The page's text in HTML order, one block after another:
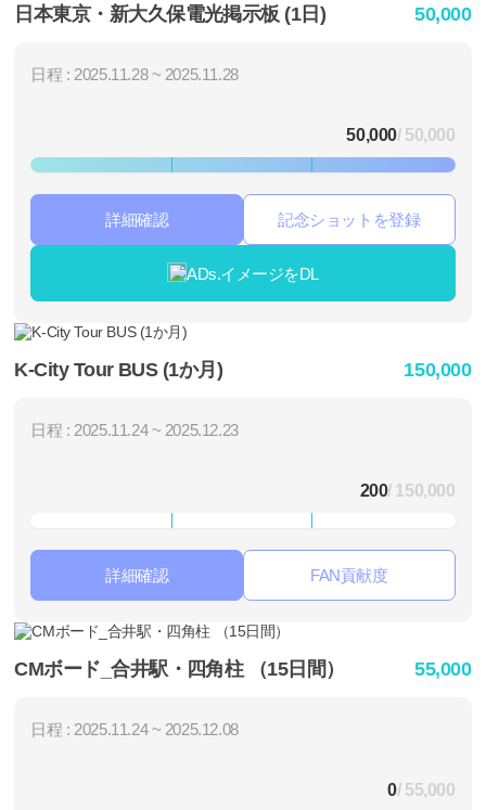
日本東京・新大久保電光掲示板 (1日) 50,000
日程 : 2025.11.28 ~ 2025.11.28
50,000/ 50,000
詳細確認 記念ショットを登録
ADs.イメージをDL
K-City Tour BUS (1か月) 150,000
日程 : 2025.11.24 ~ 2025.12.23
200/ 150,000
詳細確認 FAN貢献度
CMボード_合井駅・四角柱 （15日間） 55,000
日程 : 2025.11.24 ~ 2025.12.08
0/ 55,000